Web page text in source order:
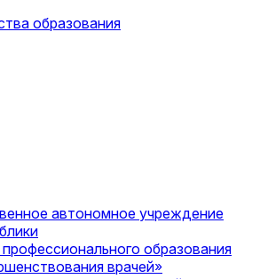
образования
автономное учреждение
образования
врачей»